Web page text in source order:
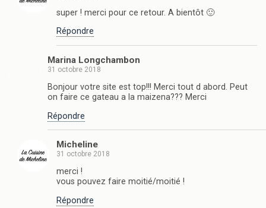
super ! merci pour ce retour. A bientôt 🙂
Répondre
Marina Longchambon
31 octobre 2018
Bonjour votre site est top!!! Merci tout d abord. Peut
on faire ce gateau a la maizena??? Merci
Répondre
Micheline
31 octobre 2018
merci !
vous pouvez faire moitié/moitié !
Répondre